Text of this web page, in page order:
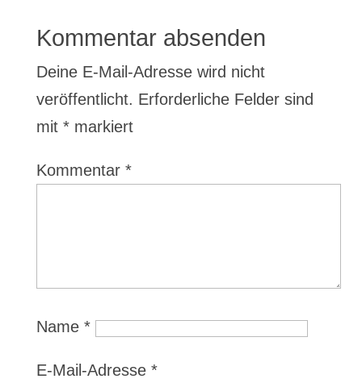
Kommentar absenden
Deine E-Mail-Adresse wird nicht
veröffentlicht. Erforderliche Felder sind
mit *markiert
Kommentar *
Name *
E-Mail-Adresse *